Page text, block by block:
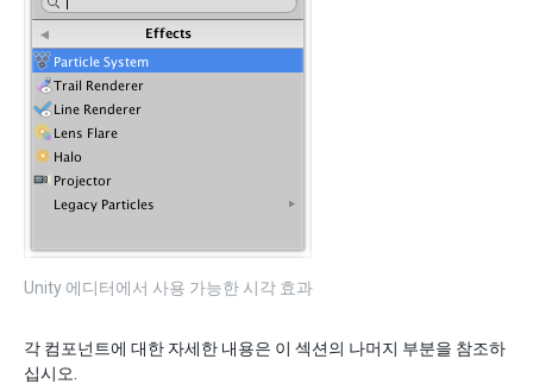
Unity 에디터에서 사용 가능한 시각 효과
각 컴포넌트에 대한 자세한 내용은 이 섹션의 나머지 부분을 참조하
십시오.